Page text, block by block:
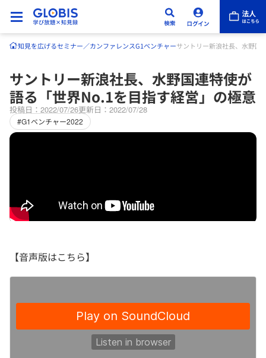
知見を広げるセミナー／カンファレンスG1ベンチャーサントリー新浪社長、水野国
サントリー新浪社長、水野国連特使が
語る「世界No.1を目指す経営」の極意
投稿日：2022/07/26更新日：2022/07/28
#G1ベンチャー2022
【音声版はこちら】